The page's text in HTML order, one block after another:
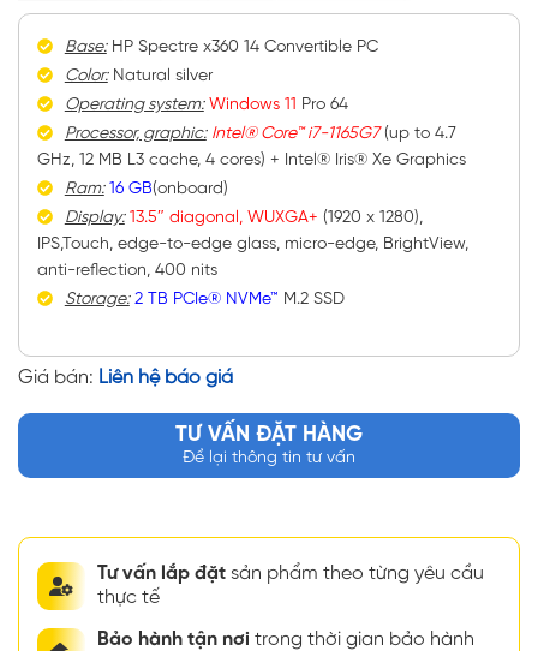
Base:HP Spectre x360 14 Convertible PC
Color:Natural silver
Operating system: Windows 11 Pro 64
Processor, graphic: Intel® Core™ i7-1165G7(up to 4.7
GHz, 12 MB L3 cache, 4 cores) + Intel® Iris® Xe Graphics
Ram: 16 GB(onboard)
Display: 13.5″ diagonal, WUXGA+ (1920 x 1280),
IPS,Touch, edge-to-edge glass, micro-edge, BrightView,
anti-reflection, 400 nits
Storage: 2 TB PCIe® NVMe™ M.2 SSD
Giá bán: Liên hệ báo giá
TƯ VẤN ĐẶT HÀNG
Để lại thông tin tư vấn
Tư vấn lắp đặt sản phẩm theo từng yêu cầu
thực tế
Bảo hành tận nơi trong thời gian bảo hành